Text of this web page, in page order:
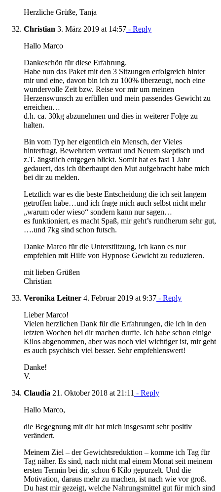
Herzliche Grüße, Tanja
Christian 3. März 2019 at 14:57 - Reply
Hallo Marco
Dankeschön für diese Erfahrung.
Habe nun das Paket mit den 3 Sitzungen erfolgreich hinter
mir und eine, davon bin ich zu 100% überzeugt, noch eine
wundervolle Zeit bzw. Reise vor mir um meinen
Herzenswunsch zu erfüllen und mein passendes Gewicht zu
erreichen…
d.h. ca. 30kg abzunehmen und dies in weiterer Folge zu
halten.
Bin vom Typ her eigentlich ein Mensch, der Vieles
hinterfragt, Bewehrtem vertraut und Neuem skeptisch und
z.T. ängstlich entgegen blickt. Somit hat es fast 1 Jahr
gedauert, das ich überhaupt den Mut aufgebracht habe mich
bei dir zu melden.
Letztlich war es die beste Entscheidung die ich seit langem
getroffen habe…und ich frage mich auch selbst nicht mehr
„warum oder wieso“ sondern kann nur sagen…
es funktioniert, es macht Spaß, mir geht’s rundherum sehr gut,
….und 7kg sind schon futsch.
Danke Marco für die Unterstützung, ich kann es nur
empfehlen mit Hilfe von Hypnose Gewicht zu reduzieren.
mit lieben Grüßen
Christian
Veronika Leitner 4. Februar 2019 at 9:37 - Reply
Lieber Marco!
Vielen herzlichen Dank für die Erfahrungen, die ich in den
letzten Wochen bei dir machen durfte. Ich habe schon einige
Kilos abgenommen, aber was noch viel wichtiger ist, mir geht
es auch psychisch viel besser. Sehr empfehlenswert!
Danke!
V.
Claudia 21. Oktober 2018 at 21:11 - Reply
Hallo Marco,
die Begegnung mit dir hat mich insgesamt sehr positiv
verändert.
Meinem Ziel – der Gewichtsreduktion – komme ich Tag für
Tag näher. Es sind, nach nicht mal einem Monat seit meinem
ersten Termin bei dir, schon 6 Kilo gepurzelt. Und die
Motivation, daraus mehr zu machen, ist nach wie vor groß.
Du hast mir gezeigt, welche Nahrungsmittel gut für mich sind